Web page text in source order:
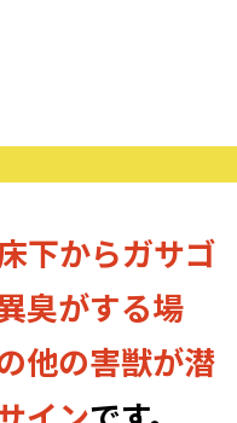
下からガサゴ
臭がする場
他の害獣が潜